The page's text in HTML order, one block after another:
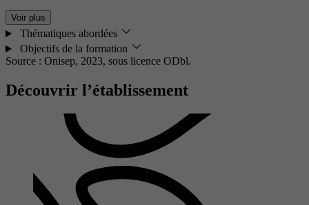
Voir plus
Thématiques abordées
Objectifs de la formation
Source : Onisep, 2023, sous licence ODbl.
Découvrir l’établissement